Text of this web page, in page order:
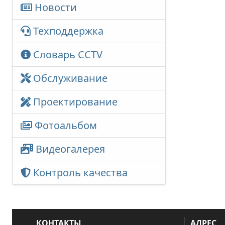
Новости
Техподдержка
Словарь CCTV
Обслуживание
Проектирование
Фотоальбом
Видеогалерея
Контроль качества